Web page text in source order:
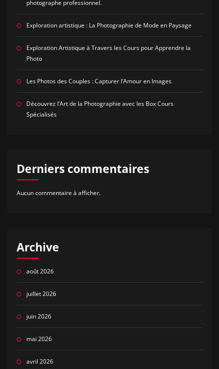
photographe professionnel.
Exploration artistique : La Photographie de Mode en Paysage
Exploration Artistique à Travers les Cours pour Apprendre la
Photo
Les Photos des Couples : Capturer l’Amour en Images
Découvrez l’Art de la Photographie avec les Box Cours
Spécialisés
Derniers commentaires
Aucun commentaire à afficher.
Archive
août 2026
juillet 2026
juin 2026
mai 2026
avril 2026